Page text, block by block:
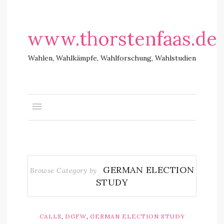
www.thorstenfaas.de
Wahlen, Wahlkämpfe, Wahlforschung, Wahlstudien
Browse Category by
GERMAN ELECTION
STUDY
CALLS, DGFW, GERMAN ELECTION STUDY